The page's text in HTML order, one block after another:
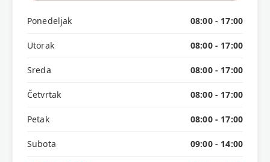
Ponedeljak 08:00 - 17:00
Utorak 08:00 - 17:00
Sreda 08:00 - 17:00
Četvrtak 08:00 - 17:00
Petak 08:00 - 17:00
Subota 09:00 - 14:00